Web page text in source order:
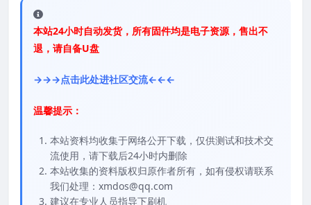
本站24小时自动发货，所有固件均是电子资源，售出不
退，请自备U盘
→→→点击此处进社区交流←←←
温馨提示：
本站资料均收集于网络公开下载，仅供测试和技术交
流使用，请下载后24小时内删除
本站收集的资料版权归原作者所有，如有侵权请联系
我们处理：xmdos@qq.com
建议在专业人员指导下刷机